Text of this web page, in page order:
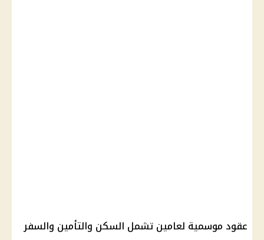
عقود موسمية لعامين تشمل السكن والتأمين والسفر